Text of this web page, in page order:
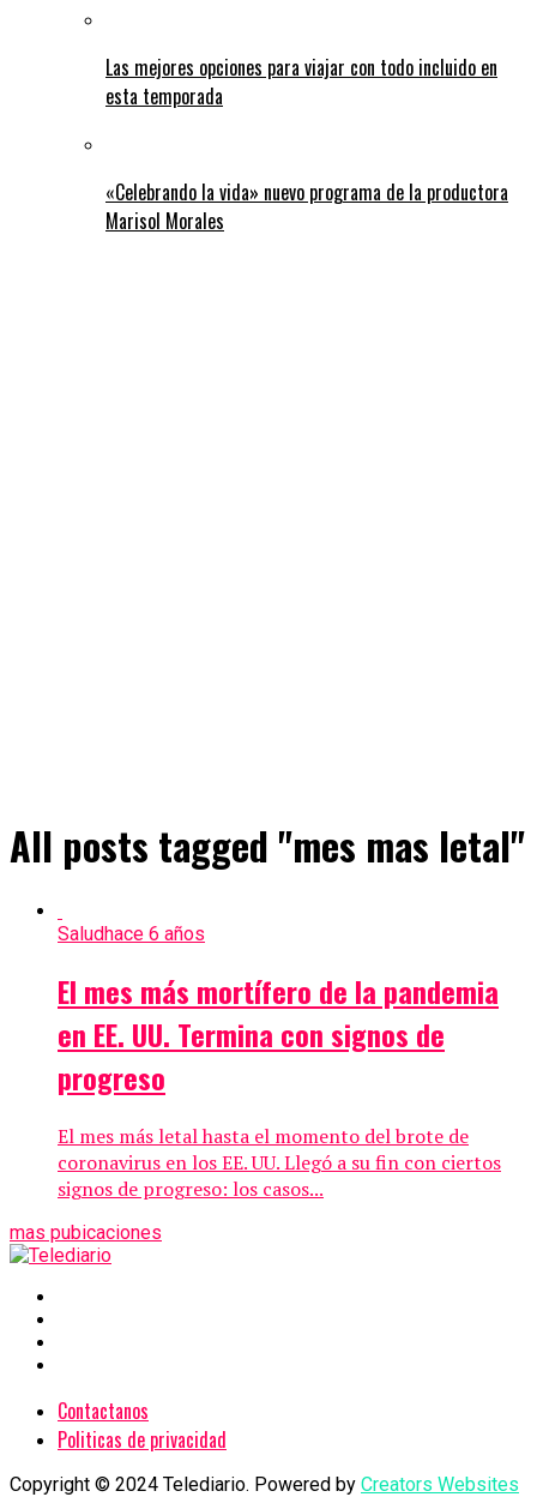
Las mejores opciones para viajar con todo incluido en
esta temporada
«Celebrando la vida» nuevo programa de la productora
Marisol Morales
All posts tagged "mes mas letal"
Saludhace 6 años
El mes más mortífero de la pandemia
en EE. UU. Termina con signos de
progreso
El mes más letal hasta el momento del brote de
coronavirus en los EE. UU. Llegó a su fin con ciertos
signos de progreso: los casos...
mas pubicaciones
Contactanos
Politicas de privacidad
Copyright © 2024 Telediario. Powered by Creators Websites